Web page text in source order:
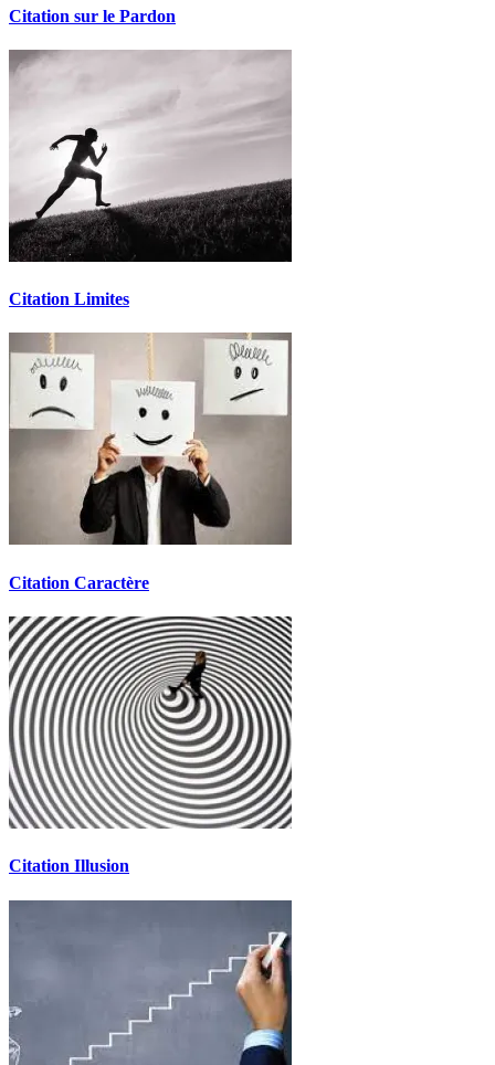
Citation sur le Pardon
Citation Limites
Citation Caractère
Citation Illusion